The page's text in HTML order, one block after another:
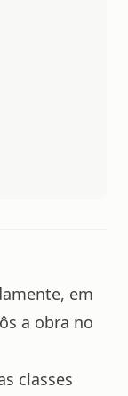
em
a obra no
classes